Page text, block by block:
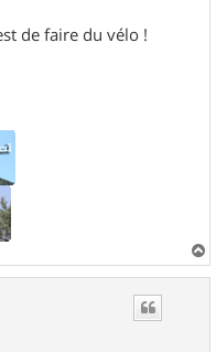
de faire du vélo !
a